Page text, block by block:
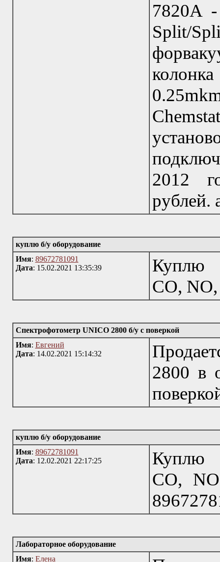
7820А
Split/
2012
рублей.
куплю б/у оборудование
Имя: 89672781091
Дата: 15.02.2021 13:35:39
Куплю
СО, NO,
Спектрофотометр UNICO 2800 б/у с поверкой
Имя: Евгений
Дата: 14.02.2021 15:14:32
2800 в
куплю б/у оборудование
Имя: 89672781091
Дата: 12.02.2021 22:17:25
Куплю
СО,
Лабораторное оборудование
Имя: Елена